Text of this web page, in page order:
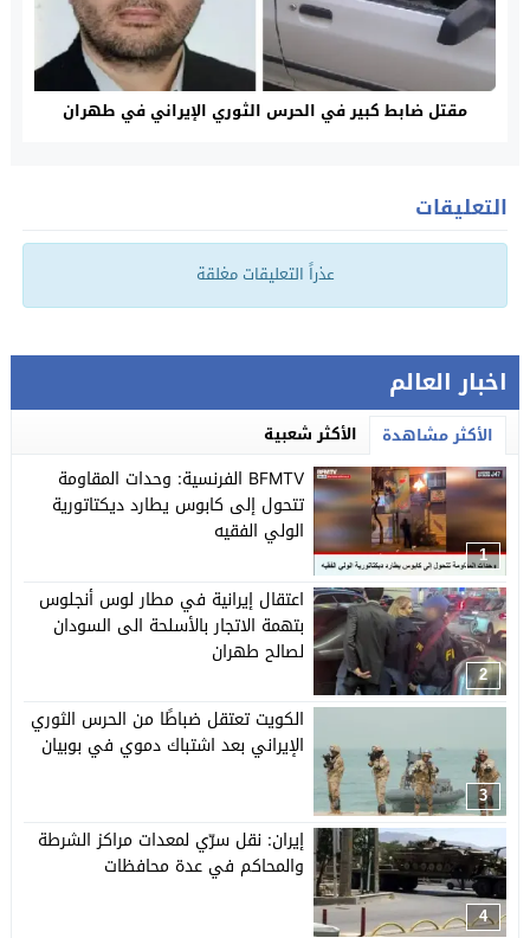
مقتل ضابط كبير في الحرس الثوري الإيراني في طهران
التعليقات
عذراً التعليقات مغلقة
اخبار العالم
الأكثر مشاهدة الأكثر شعبية
1
BFMTV الفرنسية: وحدات المقاومة
تتحول إلى كابوس يطارد ديكتاتورية
الولي الفقيه
2
اعتقال إيرانية في مطار لوس أنجلوس
بتهمة الاتجار بالأسلحة الى السودان
لصالح طهران
3
الكويت تعتقل ضباطًا من الحرس الثوري
الإيراني بعد اشتباك دموي في بوبيان
4
إيران: نقل سرّي لمعدات مراكز الشرطة
والمحاكم في عدة محافظات